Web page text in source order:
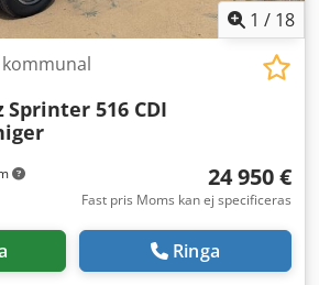
1 / 18
Sprinter 516 CDI
24 950 €
Fast pris Moms kan ej specificeras
Ringa